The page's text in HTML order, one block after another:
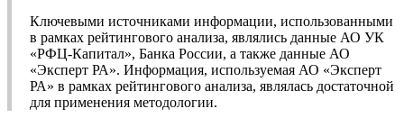
Ключевыми источниками информации, использованными
в рамках рейтингового анализа, являлись данные АО УК
«РФЦ-Капитал», Банка России, а также данные АО
«Эксперт РА». Информация, используемая АО «Эксперт
РА» в рамках рейтингового анализа, являлась достаточной
для применения методологии.